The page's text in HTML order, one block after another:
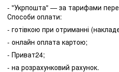
- "Укрпошта" — за тарифами
Способи оплати:
- готівкою при отриманні
- онлайн оплата картою;
- Приват24;
- на розрахунковий рахунок.